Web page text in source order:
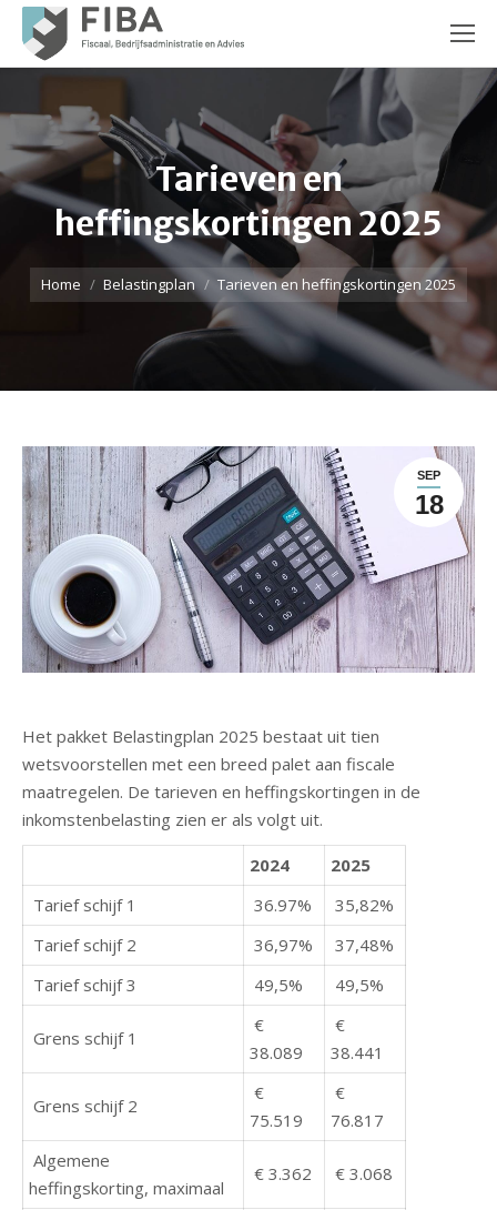
Tarieven en
heffingskortingen 2025
Je bent hier:
Home Belastingplan Tarieven en heffingskortingen 2025
SEP
18
Het pakket Belastingplan 2025 bestaat uit tien
wetsvoorstellen met een breed palet aan fiscale
maatregelen. De tarieven en heffingskortingen in de
inkomstenbelasting zien er als volgt uit.
2024
2025
Tarief schijf 1
36.97%
35,82%
Tarief schijf 2
36,97%
37,48%
Tarief schijf 3
49,5% 49,5%
Grens schijf 1
€
38.089
€
38.441
Grens schijf 2
€
75.519
€
76.817
Algemene
heffingskorting, maximaal
€ 3.362 € 3.068